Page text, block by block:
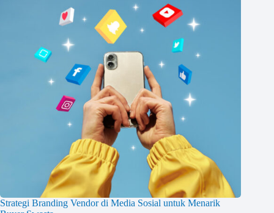
Strategi Branding Vendor di Media Sosial untuk Menarik